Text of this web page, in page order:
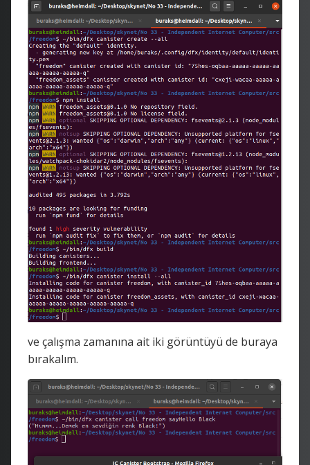
ve çalışma zamanına ait iki görüntüyü de buraya
bırakalım.